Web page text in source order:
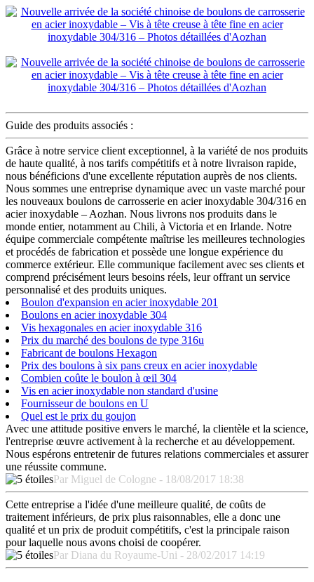
Guide des produits associés :
Grâce à notre service client exceptionnel, à la variété de nos produits
de haute qualité, à nos tarifs compétitifs et à notre livraison rapide,
nous bénéficions d'une excellente réputation auprès de nos clients.
Nous sommes une entreprise dynamique avec un vaste marché pour
les nouveaux boulons de carrosserie en acier inoxydable 304/316 en
acier inoxydable – Aozhan. Nous livrons nos produits dans le
monde entier, notamment au Chili, à Victoria et en Irlande. Notre
équipe commerciale compétente maîtrise les meilleures technologies
et procédés de fabrication et possède une longue expérience du
commerce extérieur. Elle communique facilement avec ses clients et
comprend précisément leurs besoins réels, leur offrant un service
personnalisé et des produits uniques.
Boulon d'expansion en acier inoxydable 201
Boulons en acier inoxydable 304
Vis hexagonales en acier inoxydable 316
Prix du marché des boulons de type 316u
Fabricant de boulons Hexagon
Prix des boulons à six pans creux en acier inoxydable
Combien coûte le boulon à œil 304
Vis en acier inoxydable non standard d'usine
Fournisseur de boulons en U
Quel est le prix du goujon
Avec une attitude positive envers le marché, la clientèle et la science,
l'entreprise œuvre activement à la recherche et au développement.
Nous espérons entretenir de futures relations commerciales et assurer
une réussite commune.
Par Miguel de Cologne - 18/08/2017 18:38
Cette entreprise a l'idée d'une meilleure qualité, de coûts de
traitement inférieurs, de prix plus raisonnables, elle a donc une
qualité et un prix de produit compétitifs, c'est la principale raison
pour laquelle nous avons choisi de coopérer.
Par Diana du Royaume-Uni - 28/02/2017 14:19